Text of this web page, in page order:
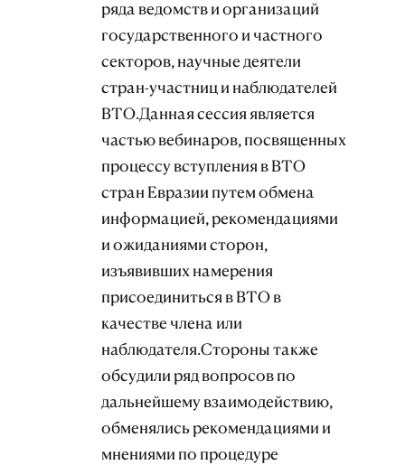
ряда ведомств и организаций
государственного и частного
секторов, научные деятели
стран-участниц и наблюдателей
ВТО.Данная сессия является
частью вебинаров, посвященных
процессу вступления в ВТО
стран Евразии путем обмена
информацией, рекомендациями
и ожиданиями сторон,
изъявивших намерения
присоединиться в ВТО в
качестве члена или
наблюдателя.Стороны также
обсудили ряд вопросов по
дальнейшему взаимодействию,
обменялись рекомендациями и
мнениями по процедуре